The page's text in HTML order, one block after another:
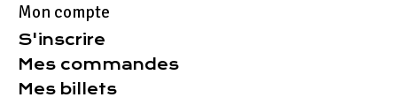
Mon compte
S'inscrire
Mes commandes
Mes billets